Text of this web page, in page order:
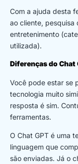
Com a ajuda desta
ao cliente, pesquisa
entretenimento
utilizada).
Diferenças do Chat
Você pode estar se
tecnologia muito
resposta é sim.
ferramentas.
O Chat GPT é uma
linguagem que
são enviadas. Já o